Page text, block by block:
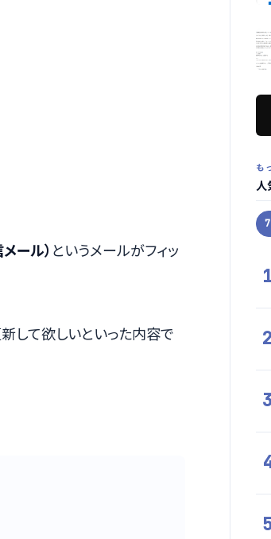
ール） というメールがフィッ
して欲しいといった内容で
も
2
3